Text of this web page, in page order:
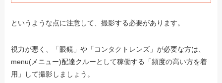
というような点に注意して、撮影する必要があります。
視力が悪く、「眼鏡」や「コンタクトレンズ」が必要な方は、
menu(メニュー)配達クルーとして稼働する「頻度の高い方を着
用」して撮影しましょう。